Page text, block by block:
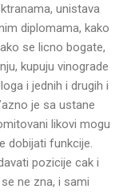
unistava
diplomama, kako
se licno bogate,
kupuju vinograde
i jednih i drugih i
je sa ustane
likovi mogu
dobijati funkcije.
pozicije cak i
ne zna, i sami